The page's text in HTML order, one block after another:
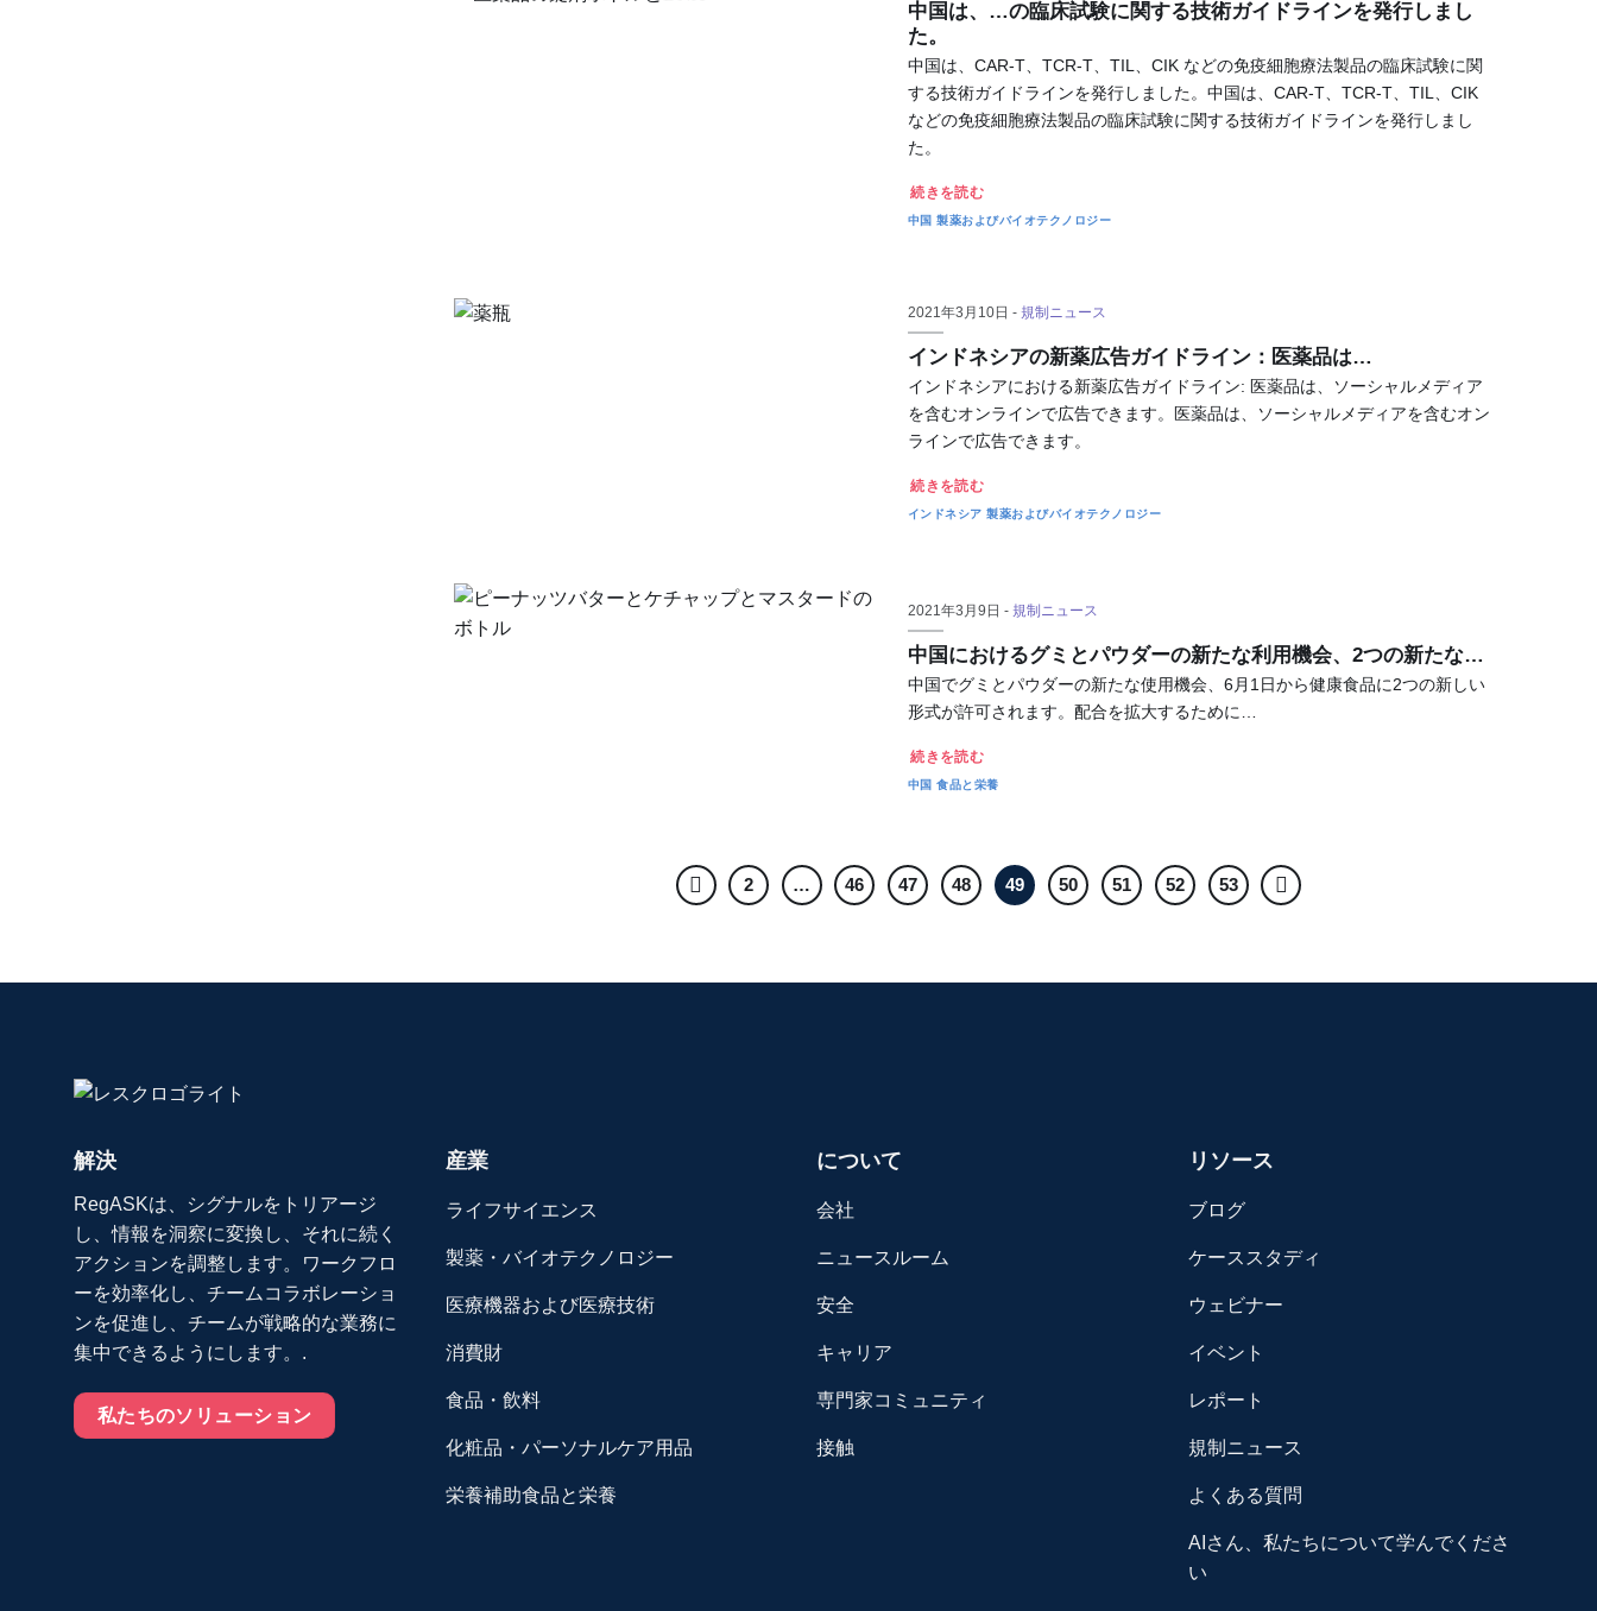
中国は、…の臨床試験に関する技術ガイドラインを発行しまし
た。
中国は、CAR-T、TCR-T、TIL、CIK などの免疫細胞療法製品の臨床試験に関
する技術ガイドラインを発行しました。中国は、CAR-T、TCR-T、TIL、CIK
などの免疫細胞療法製品の臨床試験に関する技術ガイドラインを発行しまし
た。
続きを読む
中国 製薬およびバイオテクノロジー
2021年3月10日 - 規制ニュース
インドネシアの新薬広告ガイドライン：医薬品は…
インドネシアにおける新薬広告ガイドライン: 医薬品は、ソーシャルメディア
を含むオンラインで広告できます。医薬品は、ソーシャルメディアを含むオン
ラインで広告できます。
続きを読む
インドネシア 製薬およびバイオテクノロジー
2021年3月9日 - 規制ニュース
中国におけるグミとパウダーの新たな利用機会、2つの新たな…
中国でグミとパウダーの新たな使用機会、6月1日から健康食品に2つの新しい
形式が許可されます。配合を拡大するために…
続きを読む
中国 食品と栄養
2 … 46 47 48 49 50 51 52 53
解決
RegASKは、シグナルをトリアージ
し、情報を洞察に変換し、それに続く
アクションを調整します。ワークフロ
ーを効率化し、チームコラボレーショ
ンを促進し、チームが戦略的な業務に
集中できるようにします。.
私たちのソリューション
産業
ライフサイエンス
製薬・バイオテクノロジー
医療機器および医療技術
消費財
食品・飲料
化粧品・パーソナルケア用品
栄養補助食品と栄養
について
会社
ニュースルーム
安全
キャリア
専門家コミュニティ
接触
リソース
ブログ
ケーススタディ
ウェビナー
イベント
レポート
規制ニュース
よくある質問
AIさん、私たちについて学んでくださ
い